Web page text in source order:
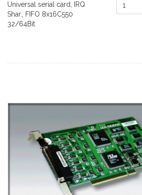
Universal serial card, IRQ
Shar., FIFO 8x16C550
32/64Bit